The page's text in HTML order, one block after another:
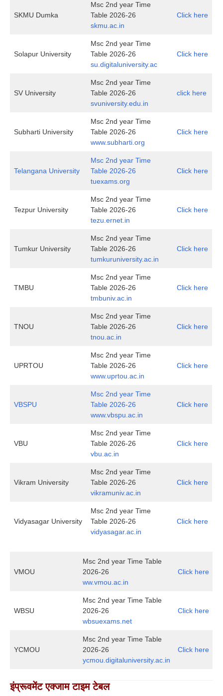
SKMU Dumka
Msc 2nd year Time
Table 2026-26
skmu.ac.in
Click here
Solapur University
Msc 2nd year Time
Table 2026-26
su.digitaluniversity.ac
Click here
SV University
Msc 2nd year Time
Table 2026-26
svuniversity.edu.in
click here
Subharti University
Msc 2nd year Time
Table 2026-26
www.subharti.org
Click here
Telangana University
Msc 2nd year Time
Table 2026-26
tuexams.org
Click here
Tezpur University
Msc 2nd year Time
Table 2026-26
tezu.ernet.in
Click here
Tumkur University
Msc 2nd year Time
Table 2026-26
tumkuruniversity.ac.in
Click here
TMBU
Msc 2nd year Time
Table 2026-26
tmbuniv.ac.in
Click here
TNOU
Msc 2nd year Time
Table 2026-26
tnou.ac.in
Click here
UPRTOU
Msc 2nd year Time
Table 2026-26
www.uprtou.ac.in
Click here
VBSPU
Msc 2nd year Time
Table 2026-26
www.vbspu.ac.in
Click here
VBU
Msc 2nd year Time
Table 2026-26
vbu.ac.in
Click here
Vikram University
Msc 2nd year Time
Table 2026-26
vikramuniv.ac.in
Click here
Vidyasagar University
Msc 2nd year Time
Table 2026-26
vidyasagar.ac.in
Click here
VMOU
Msc 2nd year Time Table
2026-26
ww.vmou.ac.in
Click here
WBSU
Msc 2nd year Time Table
2026-26
wbsuexams.net
Click here
YCMOU
Msc 2nd year Time Table
2026-26
ycmou.digitaluniversity.ac.in
Click here
इंप्रूवमेंट एक्जाम टाइम टेबल